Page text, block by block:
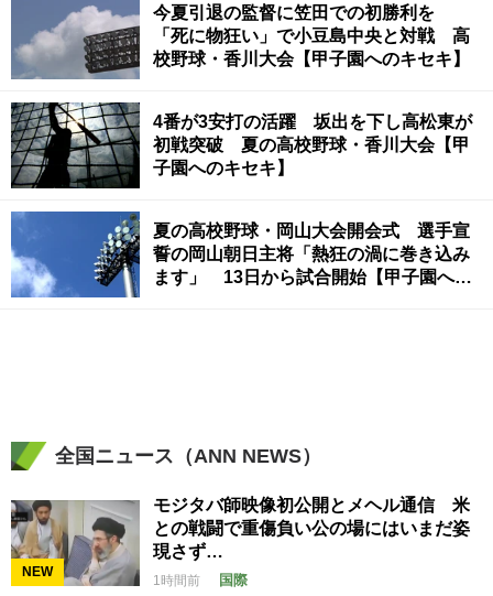
今夏引退の監督に笠田での初勝利を
「死に物狂い」で小豆島中央と対戦 高
校野球・香川大会【甲子園へのキセキ】
4番が3安打の活躍 坂出を下し高松東が
初戦突破 夏の高校野球・香川大会【甲
子園へのキセキ】
夏の高校野球・岡山大会開会式 選手宣
誓の岡山朝日主将「熱狂の渦に巻き込み
ます」 13日から試合開始【甲子園への
全国ニュース（ANN NEWS）
NEW
モジタバ師映像初公開とメヘル通信 米
との戦闘で重傷負い公の場にはいまだ姿
現さず…
1時間前 国際